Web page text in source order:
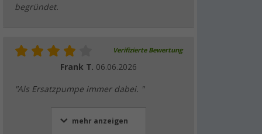
begründet.
Verifizierte Bewertung
Frank T. 06.06.2026
"Als Ersatzpumpe immer dabei. "
mehr anzeigen